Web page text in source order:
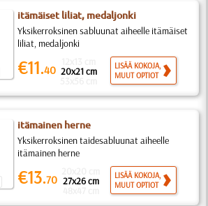
itämäiset liliat, medaljonki
Yksikerroksinen sabluunat aiheelle itämäiset
liliat, medaljonki
€11.40 20x21 cm
LISÄÄ KOKOJA,
MUUT OPTIOT
itämainen herne
Yksikerroksinen taidesabluunat aiheelle
itämainen herne
€13.70 27x26 cm
LISÄÄ KOKOJA,
MUUT OPTIOT